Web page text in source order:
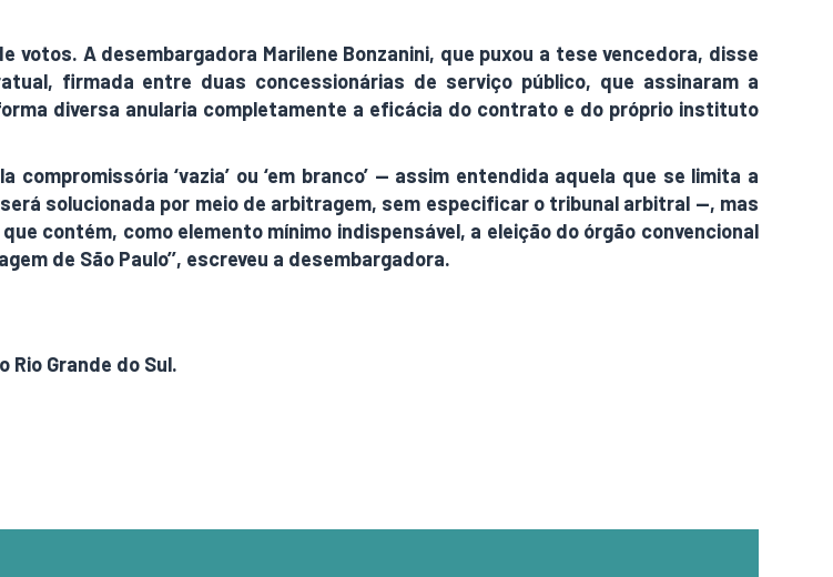
votos. A desembargadora Marilene Bonzanini, que puxou a tese vencedora, disse
firmada entre duas concessionárias de serviço público, que assinaram a
diversa anularia completamente a eficácia do contrato e do próprio instituto
‘vazia’ ou ‘em branco’ — assim entendida aquela que se limita a
solucionada por meio de arbitragem, sem especificar o tribunal arbitral —, mas
contém, como elemento mínimo indispensável, a eleição do órgão convencional
de São Paulo’’, escreveu a desembargadora.
Grande do Sul.